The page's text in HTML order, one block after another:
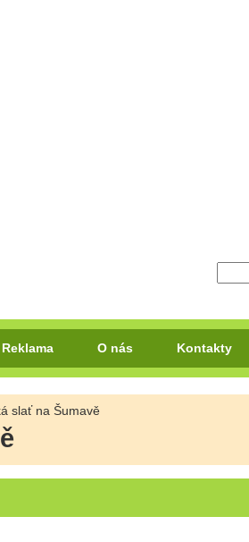
Reklama O nás Kontakty
slať na Šumavě